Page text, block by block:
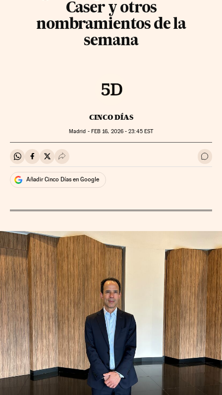
Caser y otros
nombramientos de la
semana
CINCO DÍAS
Madrid - FEB 16, 2026 - 23:45EST
Compartir en Whatsapp
Compartir en Facebook
Compartir en Twitter
Desplegar Redes Sociales Ir a
Añadir Cinco Días en Google